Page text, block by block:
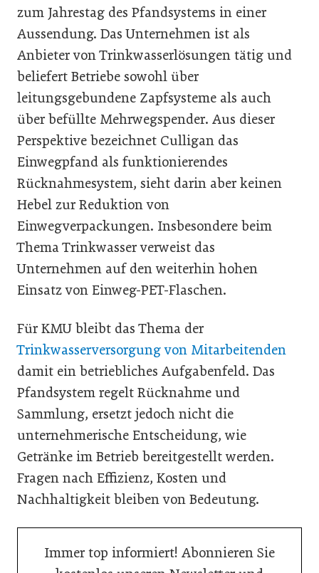
zum Jahrestag des Pfandsystems in einer
Aussendung. Das Unternehmen ist als
Anbieter von Trinkwasserlösungen tätig und
beliefert Betriebe sowohl über
leitungsgebundene Zapfsysteme als auch
über befüllte Mehrwegspender. Aus dieser
Perspektive bezeichnet Culligan das
Einwegpfand als funktionierendes
Rücknahmesystem, sieht darin aber keinen
Hebel zur Reduktion von
Einwegverpackungen. Insbesondere beim
Thema Trinkwasser verweist das
Unternehmen auf den weiterhin hohen
Einsatz von Einweg-PET-Flaschen.
Für KMU bleibt das Thema der
Trinkwasserversorgung von Mitarbeitenden
damit ein betriebliches Aufgabenfeld. Das
Pfandsystem regelt Rücknahme und
Sammlung, ersetzt jedoch nicht die
unternehmerische Entscheidung, wie
Getränke im Betrieb bereitgestellt werden.
Fragen nach Effizienz, Kosten und
Nachhaltigkeit bleiben von Bedeutung.
Immer top informiert! Abonnieren Sie